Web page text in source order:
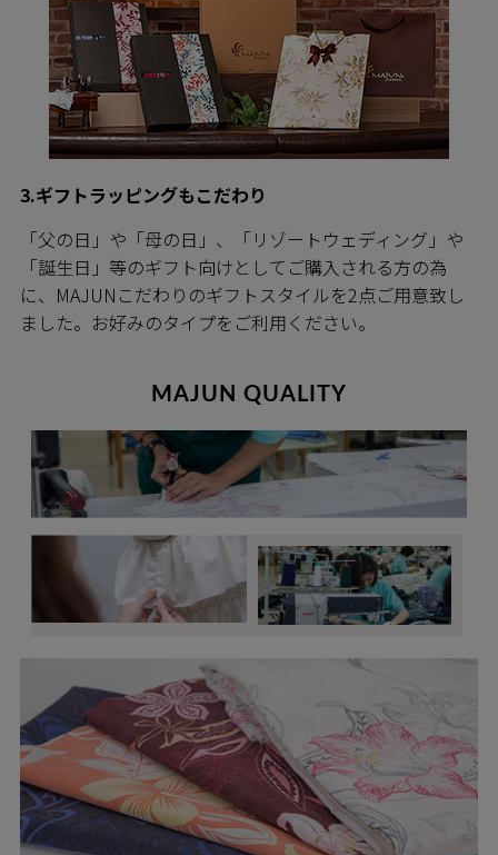
3.ギフトラッピングもこだわり
「父の日」や「母の日」、「リゾートウェディング」や
「誕生日」等のギフト向けとしてご購入される方の為
に、MAJUNこだわりのギフトスタイルを2点ご用意致し
ました。お好みのタイプをご利用ください。
MAJUN QUALITY